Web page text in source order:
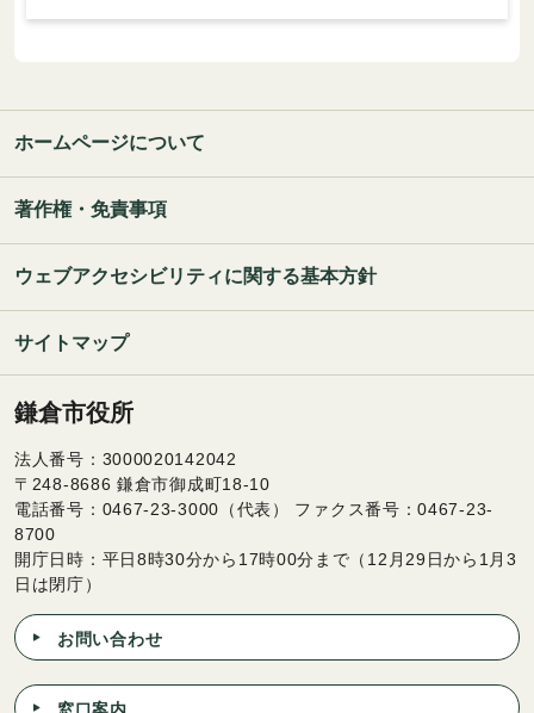
ホームページについて
著作権・免責事項
ウェブアクセシビリティに関する基本方針
サイトマップ
鎌倉市役所
法人番号：3000020142042
〒248-8686 鎌倉市御成町18-10
電話番号：0467-23-3000（代表） ファクス番号：0467-23-
8700
開庁日時：平日8時30分から17時00分まで（12月29日から1月3
日は閉庁）
お問い合わせ
窓口案内